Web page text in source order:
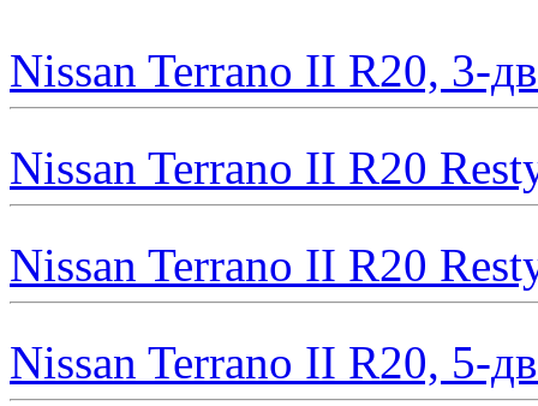
Nissan Terrano II R20, 3-
Nissan Terrano II R20
Nissan Terrano II R20
Nissan Terrano II R20, 5-